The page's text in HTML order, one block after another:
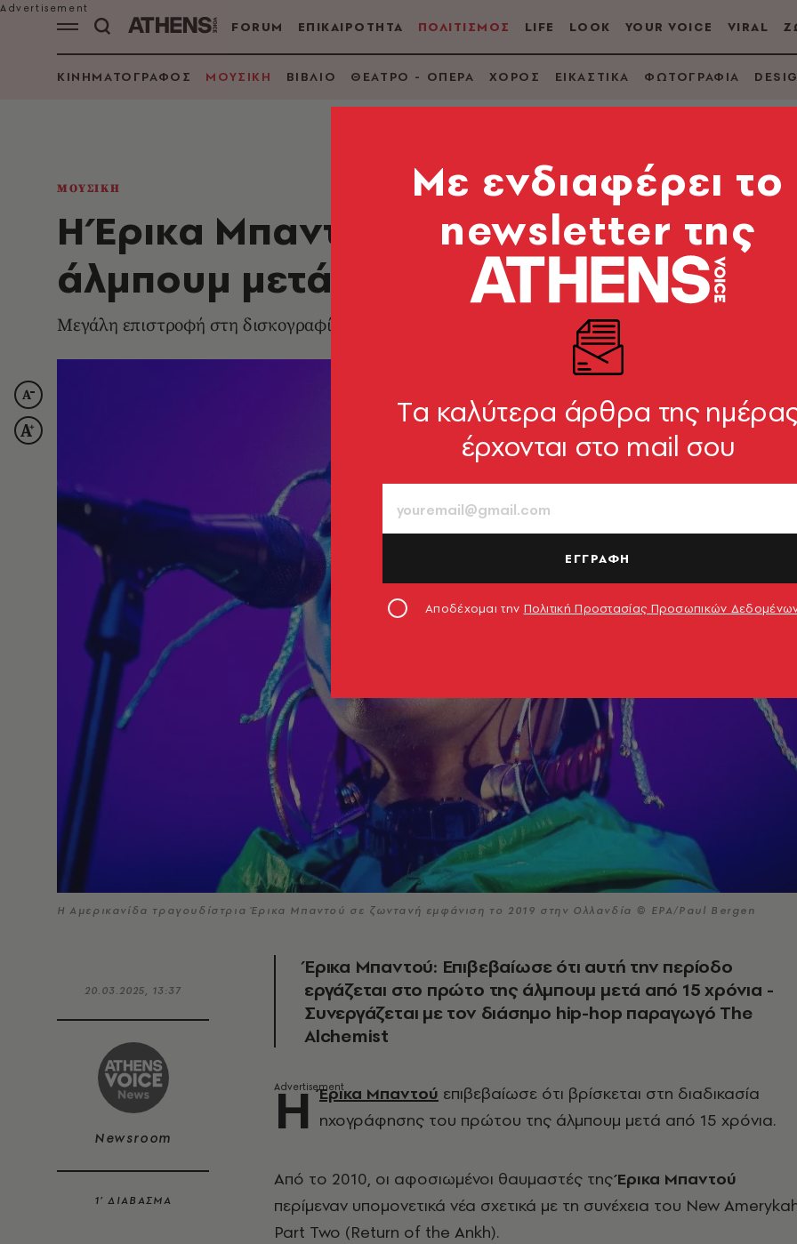
FORUM ΕΠΙΚΑΙΡΟΤΗΤΑ ΠΟΛΙΤΙΣΜΟΣ LIFE LOOK YOUR VOICE VIRAL
ΚΙΝΗΜΑΤΟΓΡΑΦΟΣ ΜΟΥΣΙΚΗ ΒΙΒΛΙΟ ΘΕΑΤΡΟ - ΟΠΕΡΑ ΧΟΡΟΣ ΕΙΚΑΣΤΙΚΑ ΦΩΤΟΓΡΑΦΙΑ
ΜΟΥΣΙΚΗ
Η Έρικα Μπαντού ετοιμάζει το πρώτο
άλμπουμ μετά από 15 χρόνια
Μεγάλη επιστροφή στη δισκογραφία - Σε συνεργασία με τον Alchemist
Η Αμερικανίδα τραγουδίστρια Έρικα Μπαντού σε ζωντανή εμφάνιση το 2019 στην Ολλανδία © EPA/Paul Bergen
20.03.2025, 13:37
Newsroom
1’ ΔΙΑΒΑΣΜΑ
Έρικα Μπαντού: Επιβεβαίωσε ότι αυτή την περίοδο
εργάζεται στο πρώτο της άλμπουμ μετά από 15 χρόνια -
Συνεργάζεται με τον διάσημο hip-hop παραγωγό The
Alchemist
Η Έρικα Μπαντού επιβεβαίωσε ότι βρίσκεται στη διαδικασία
ηχογράφησης του πρώτου της άλμπουμ μετά από 15 χρόνια.
Από το 2010, οι αφοσιωμένοι θαυμαστές τηςΈρικα Μπαντού
περίμεναν υπομονετικά νέα σχετικά με τη συνέχεια του New
Part Two (Return of the Ankh).
Mε ενδιαφέρει το
newsletter της
Tα καλύτερα άρθρα της
έρχονται στο mail σου
ΕΓΓΡΑΦΗ
Αποδέχομαι την Πολιτική Προστασίας Προσωπικών